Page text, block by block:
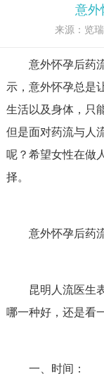
意外
来源： 览
意外怀孕后药流
示，意外怀孕总是
生活以及身体，只
但是面对药流与人
呢？希望女性在做
择。
意外怀孕后药流
昆明人流医生表
哪一种好，还是看
一、时间：